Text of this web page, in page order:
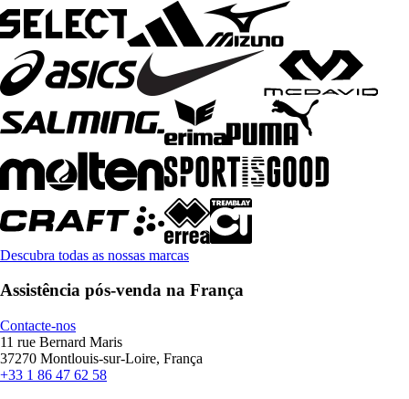
Descubra todas as nossas marcas
Assistência pós-venda na França
Contacte-nos
11 rue Bernard Maris
37270 Montlouis-sur-Loire, França
+33 1 86 47 62 58